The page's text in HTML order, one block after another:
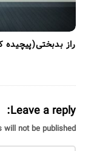
راز
Leave a reply:
not be published.